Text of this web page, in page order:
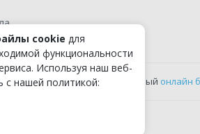
Удобный онлайн
cookie для
функциональности
Используя наш веб-
с нашей политикой: